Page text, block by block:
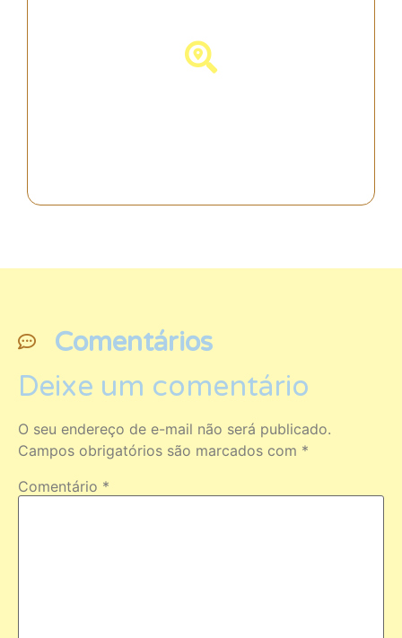
Comentários
Deixe um comentário
O seu endereço de e-mail não será publicado.
Campos obrigatórios são marcados com *
Comentário *